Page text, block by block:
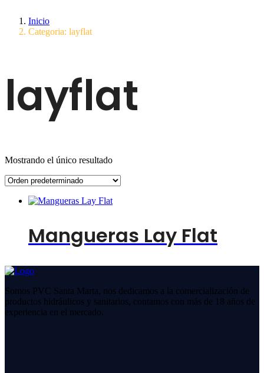
Inicio
Categoria: layflat
layflat
Mostrando el único resultado
Mangueras Lay Flat
Somos PVC Santa Marta, nos dedicamos a la comercialización de
productos hidráulicos y sanitarios, contamos con más de 18 años de
experiencia en el mercado.